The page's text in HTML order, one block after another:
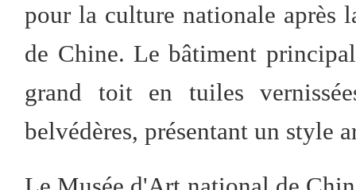
pour la culture nationale après
de Chine. Le bâtiment
grand toit en tuiles
belvédères, présentant un style